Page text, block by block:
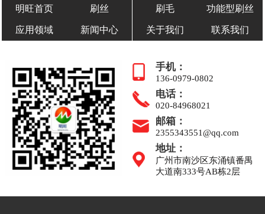
明旺首页 刷丝 刷毛 功能型刷丝
应用领域 新闻中心 关于我们 联系我们
手机：
136-0979-0802
电话：
020-84968021
邮箱：
2355343551@qq.com
地址：
广州市南沙区东涌镇番禺
大道南333号AB栋2层